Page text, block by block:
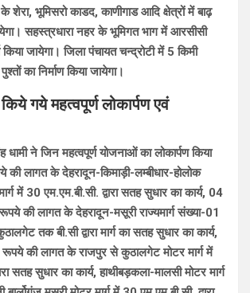
शेरा, भूमिसरो काडद, काणीगाड आदि क्षेत्रों में बाढ़
सहस्त्रधारा नहर के भूमिगत भाग में आरसीसी
किया जायेगा। जिला पंचायत चन्द्रोटी में 5 किमी
का निर्माण किया जायेगा।
किये गये महत्वपूर्ण लोकार्पण एवं
धामी ने जिन महत्वपूर्ण योजनाओं का लोकार्पण किया
लागत के देहरादून-किमाड़ी-लम्बीधार-होलोक
में 30 एम.एम.बी.सी. द्वारा सतह सुधार का कार्य, 04
की लागत के देहरादून-मसूरी राज्यमार्ग संख्या-01
तक बी.सी द्वारा मार्ग का सतह सुधार का कार्य,
की लागत के राजपुर से कुठालगेट मोटर मार्ग में
सतह सुधार का कार्य, हाथीबड़कला-मालसी मोटर मार्ग